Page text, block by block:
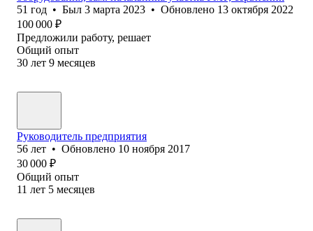
51 год • Был 3 марта 2023 • Обновлено 13 октября 2022
100 000 ₽
Предложили работу, решает
Общий опыт
30 лет 9 месяцев
Руководитель предприятия
56 лет • Обновлено 10 ноября 2017
30 000 ₽
Общий опыт
11 лет 5 месяцев